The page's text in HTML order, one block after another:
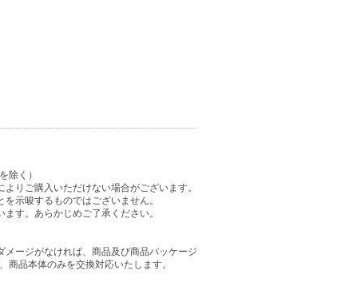
除く）
りご購入いただけない場合がございます。
示唆するものではございません。
す。あらかじめご了承ください。
ージがなければ、商品及び商品パッケージ
品本体のみを交換対応いたします。